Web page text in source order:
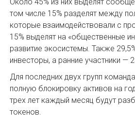
Около 45% из них выделят
том числе 15% разделят между
которые взаимодействовали с
15% выделят на «общественные
развитие экосистемы. Также
инвесторы, а ранние участники —
Для последних двух групп
полную блокировку активов на
трех лет каждый месяц будут
токенов.